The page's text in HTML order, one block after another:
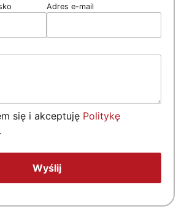
Adres e-mail
się i akceptuję Politykę
.